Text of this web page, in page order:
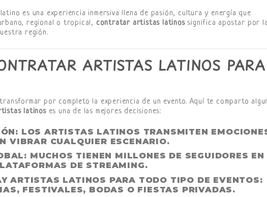
es una experiencia inmersiva llena de pasión, cultura y energía que
regional o tropical, contratar artistas latinossignifica apostar por
región.
ARTISTAS LATINOS PARA
por completo la experiencia de un evento. Aquí te comparto
latinoses una de las mejores decisiones:
LOS ARTISTAS LATINOS TRANSMITEN
VIBRAR CUALQUIER ESCENARIO.
MUCHOS TIENEN MILLONES DE SEGUIDORES EN
DE STREAMING.
ARTISTAS LATINOS PARA TODO TIPO DE EVENTOS:
FESTIVALES, BODAS O FIESTAS PRIVADAS.